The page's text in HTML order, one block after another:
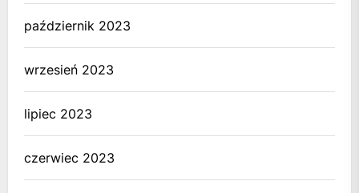
październik 2023
wrzesień 2023
lipiec 2023
czerwiec 2023